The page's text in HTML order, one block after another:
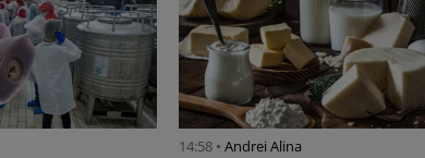
14:58 •Andrei Alina